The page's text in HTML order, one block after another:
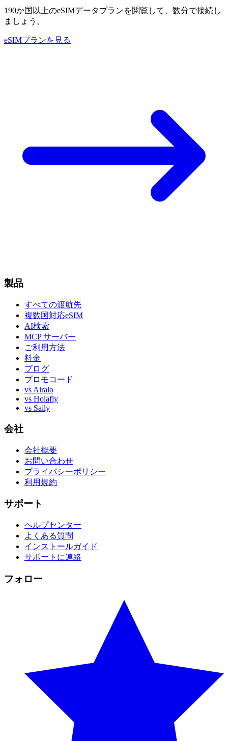
190か国以上のeSIMデータプランを閲覧して、数分で接続し
ましょう。
eSIMプランを見る
製品
すべての渡航先
複数国対応eSIM
AI検索
MCP サーバー
ご利用方法
料金
ブログ
プロモコード
vs Airalo
vs Holafly
vs Saily
会社
会社概要
お問い合わせ
プライバシーポリシー
利用規約
サポート
ヘルプセンター
よくある質問
インストールガイド
サポートに連絡
フォロー